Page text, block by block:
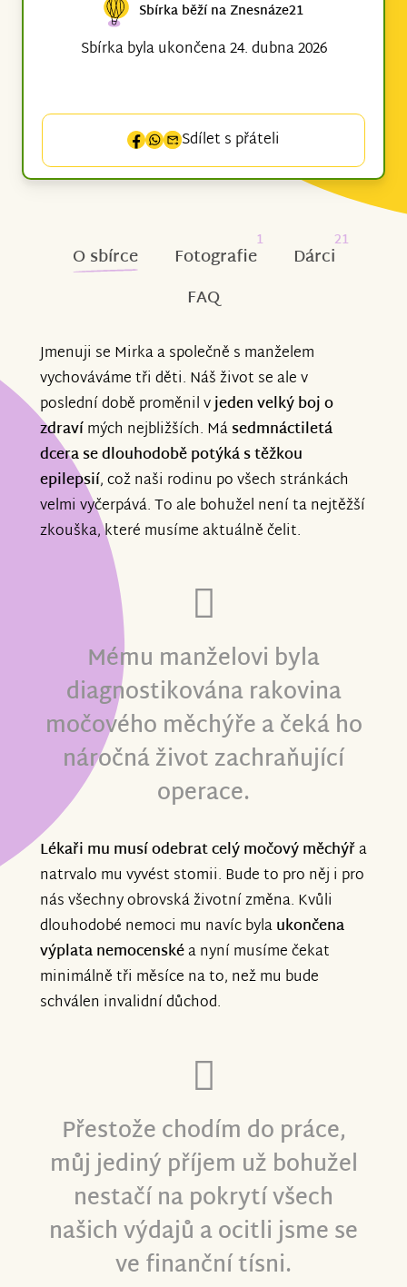
Sbírka běží na Znesnáze21
Sbírka byla ukončena 24. dubna 2026
Sdílet s přáteli
O sbírce Fotografie
1
Dárci
21
FAQ
Jmenuji se Mirka a společně s manželem
vychováváme tři děti. Náš život se ale v
poslední době proměnil vjeden velký boj o
zdravímých nejbližších. Másedmnáctiletá
dcera se dlouhodobě potýká s těžkou
epilepsií, což naši rodinu po všech stránkách
velmi vyčerpává. To ale bohužel není ta nejtěžší
zkouška, které musíme aktuálně čelit.
Mému manželovi byla
diagnostikována rakovina
močového měchýře a čeká ho
náročná život zachraňující
operace.
Lékaři mu musí odebrat celý močový měchýřa
natrvalo mu vyvést stomii. Bude to pro něj i pro
nás všechny obrovská životní změna. Kvůli
dlouhodobé nemoci mu navíc bylaukončena
výplata nemocenskéa nyní musíme čekat
minimálně tři měsíce na to, než mu bude
schválen invalidní důchod.
Přestože chodím do práce,
můj jediný příjem už bohužel
nestačí na pokrytí všech
našich výdajů a ocitli jsme se
ve finanční tísni.